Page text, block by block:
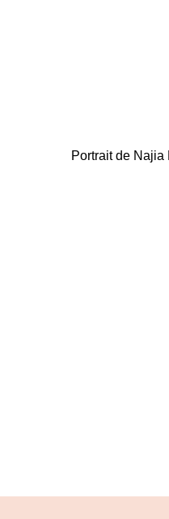
Portrait de Najia